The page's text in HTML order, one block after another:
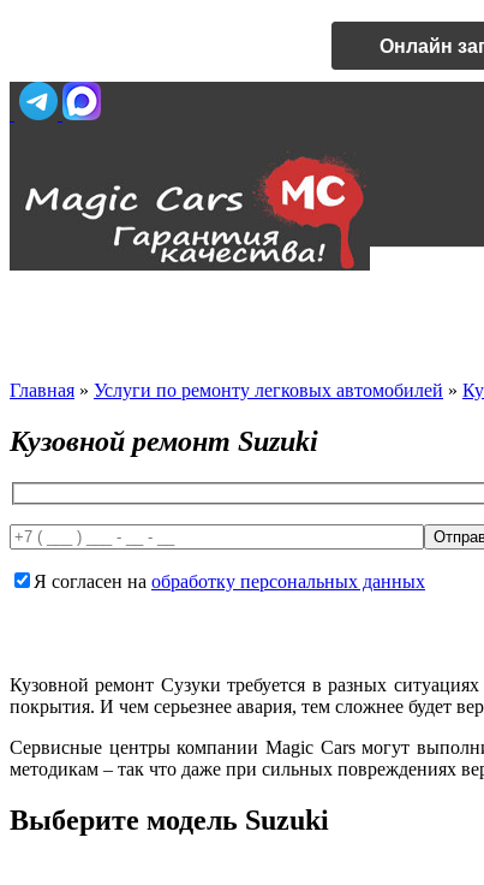
Онлайн
Главная » Услуги по ремонту легковых автомобилей »
Кузовной ремонт Suzuki
Я согласен на обработку персональных данных
Кузовной ремонт Сузуки требуется в разных
покрытия. И чем серьезнее авария, тем сложнее будет
Сервисные центры компании Magic Cars могут
методикам – так что даже при сильных повреждениях
Выберите модель Suzuki